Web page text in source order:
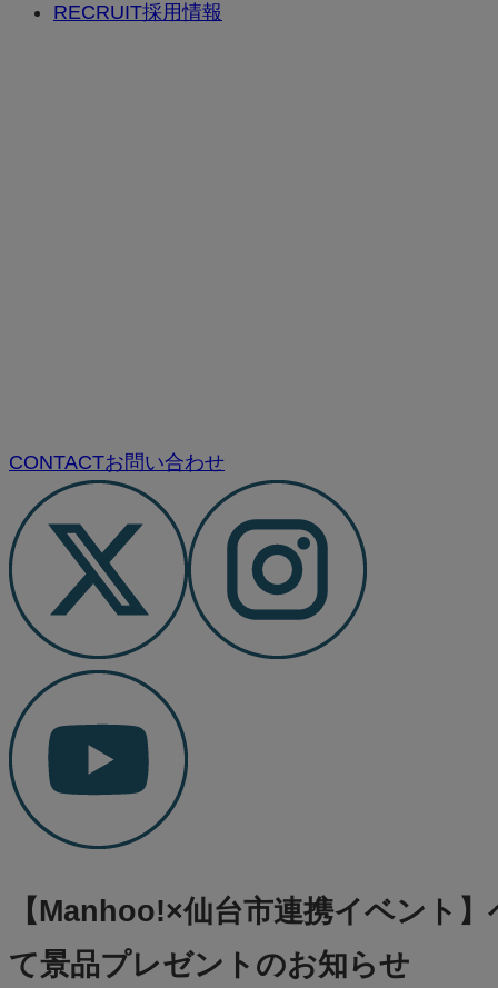
RECRUIT採用情報
CONTACTお問い合わせ
【Manhoo!×仙台市連携イベント
て景品プレゼントのお知らせ